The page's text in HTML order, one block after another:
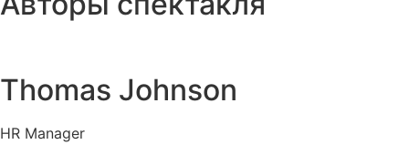
Thomas Johnson
HR Manager